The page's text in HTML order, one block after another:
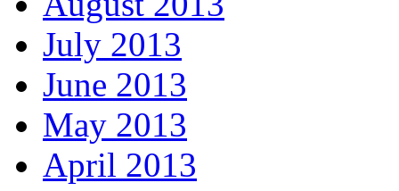
July 2013
June 2013
May 2013
April 2013